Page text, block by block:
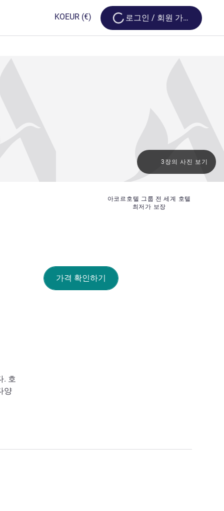
KOEUR (€) Loading...
로그인 / 회원 가입
아코르호텔 그룹 전 세계 호텔
최저가 보장
3장의 사진 보기
가격 확인하기
. 호
양